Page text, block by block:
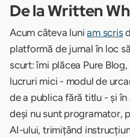
De la Written
Acum câteva luniam scris
platformă de jurnal în loc
scurt: îmi plăcea Pure
lucruri mici - modul de
de a publica fără titlu - și
deși nu sunt programator,
AI-ului, trimițând